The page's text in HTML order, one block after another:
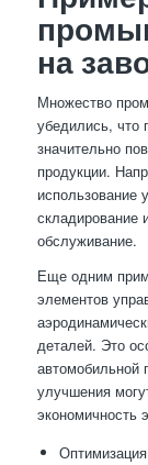
на
Множество
убедились, что
значительно
продукции.
использование
складирование
обслуживание.
Еще одним
элементов
деталей. Это
автомобильной
улучшения
экономичность